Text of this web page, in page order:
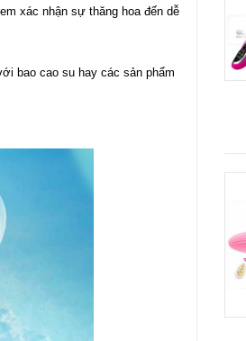
xác nhận sự thăng hoa đến dễ
bao cao su hay các sản phẩm